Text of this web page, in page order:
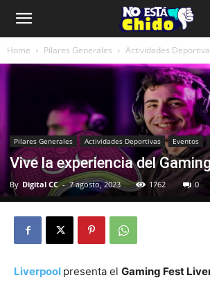
Home Pilares Generales Actividades
Pilares Generales Actividades Deportivas Eventos
Vive la experiencia del
By Digital CC - 7 agosto, 2023 1762 0
Liverpool presenta el Gaming Fest